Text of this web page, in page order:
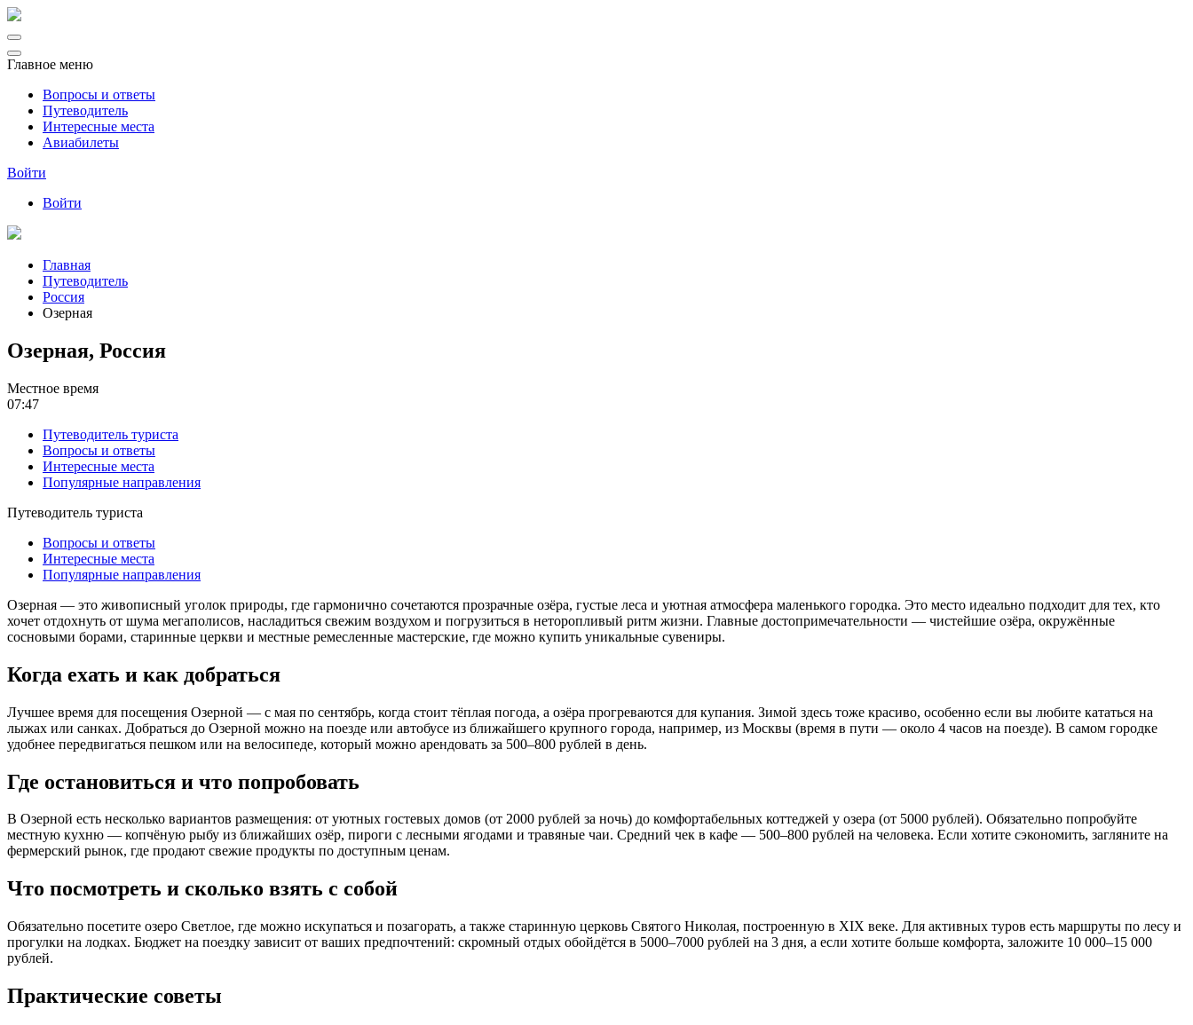
Главное меню
Вопросы и ответы
Путеводитель
Интересные места
Авиабилеты
Войти
Войти
Главная
Путеводитель
Россия
Озерная
Озерная, Россия
Местное время
07:47
Путеводитель туриста
Вопросы и ответы
Интересные места
Популярные направления
Путеводитель туриста
Вопросы и ответы
Интересные места
Популярные направления
Озерная — это живописный уголок природы, где гармонично сочетаются прозрачные озёра, густые леса и уютная атмосфера маленького городка. Это место идеально подходит для тех, кто
хочет отдохнуть от шума мегаполисов, насладиться свежим воздухом и погрузиться в неторопливый ритм жизни. Главные достопримечательности — чистейшие озёра, окружённые
сосновыми борами, старинные церкви и местные ремесленные мастерские, где можно купить уникальные сувениры.
Когда ехать и как добраться
Лучшее время для посещения Озерной — с мая по сентябрь, когда стоит тёплая погода, а озёра прогреваются для купания. Зимой здесь тоже красиво, особенно если вы любите кататься на
лыжах или санках. Добраться до Озерной можно на поезде или автобусе из ближайшего крупного города, например, из Москвы (время в пути — около 4 часов на поезде). В самом городке
удобнее передвигаться пешком или на велосипеде, который можно арендовать за 500–800 рублей в день.
Где остановиться и что попробовать
В Озерной есть несколько вариантов размещения: от уютных гостевых домов (от 2000 рублей за ночь) до комфортабельных коттеджей у озера (от 5000 рублей). Обязательно попробуйте
местную кухню — копчёную рыбу из ближайших озёр, пироги с лесными ягодами и травяные чаи. Средний чек в кафе — 500–800 рублей на человека. Если хотите сэкономить, загляните на
фермерский рынок, где продают свежие продукты по доступным ценам.
Что посмотреть и сколько взять с собой
Обязательно посетите озеро Светлое, где можно искупаться и позагорать, а также старинную церковь Святого Николая, построенную в XIX веке. Для активных туров есть маршруты по лесу и
прогулки на лодках. Бюджет на поездку зависит от ваших предпочтений: скромный отдых обойдётся в 5000–7000 рублей на 3 дня, а если хотите больше комфорта, заложите 10 000–15 000
рублей.
Практические советы